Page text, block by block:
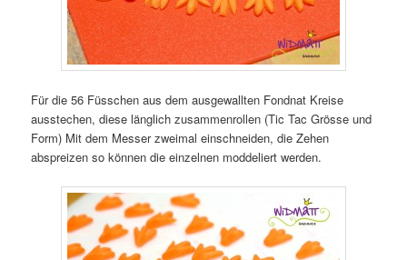
Für die 56 Füsschen aus dem ausgewallten Fondnat Kreise
ausstechen, diese länglich zusammenrollen (Tic Tac Grösse und
Form) Mit dem Messer zweimal einschneiden, die Zehen
abspreizen so können die einzelnen moddeliert werden.